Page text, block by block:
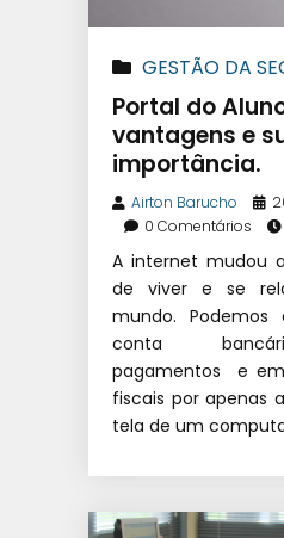
GESTÃO DA
GESTÃO
Portal do
vantagens e
importância.
Airton Barucho
0 Comentários
A internet mudou
de viver e se
mundo. Podemos
conta
pagamentos e
fiscais por apenas
tela de um